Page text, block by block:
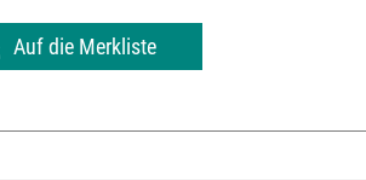
Auf die Merkliste